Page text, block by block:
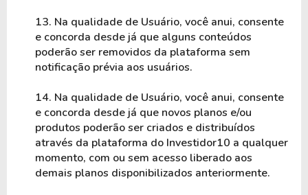
13. Na qualidade de Usuário, você anui, consente
e concorda desde já que alguns conteúdos
poderão ser removidos da plataforma sem
notificação prévia aos usuários.
14. Na qualidade de Usuário, você anui, consente
e concorda desde já que novos planos e/ou
produtos poderão ser criados e distribuídos
através da plataforma do Investidor10 a qualquer
momento, com ou sem acesso liberado aos
demais planos disponibilizados anteriormente.